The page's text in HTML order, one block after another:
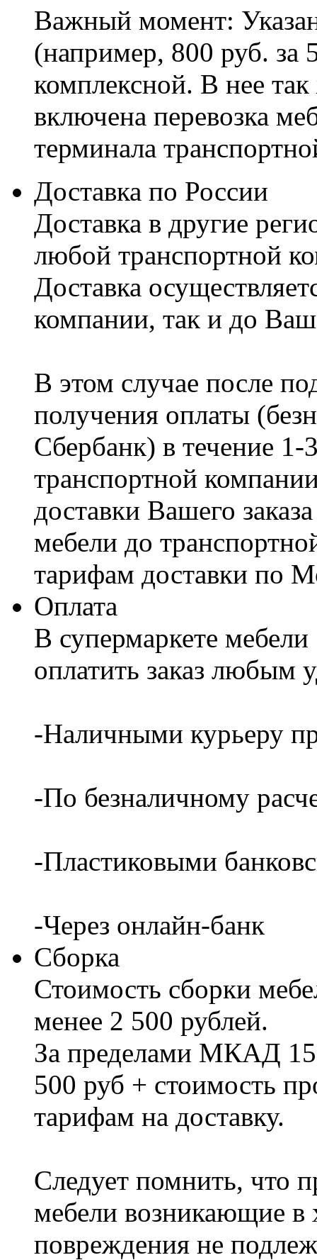
Важный момент:
(например, 800 руб. за
комплексной. В нее
включена перевозка
терминала
Доставка по России
Доставка в другие
любой транспортной
Доставка
компании, так и до
В этом случае после
получения оплаты
Сбербанк) в течение
транспортной
доставки Вашего
мебели до
тарифам доставки по
Оплата
В супермаркете
оплатить заказ любым
-Наличными курьеру
-По безналичному
-Пластиковыми
-Через онлайн-банк
Сборка
Стоимость сборки
менее 2 500 рублей.
За пределами МКАД
500 руб + стоимость
тарифам на доставку.
Следует помнить, что
мебели возникающие в
повреждения не